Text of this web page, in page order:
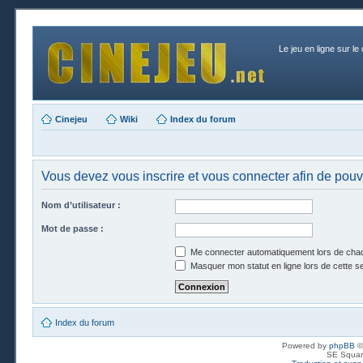
Le jeu en ligne sur le
Cinejeu Wiki Index du forum
Vous devez vous inscrire et vous connecter afin de
Nom d’utilisateur :
Mot de passe :
Me connecter automatiquement lors de
Masquer mon statut en ligne lors de cette
Index du forum
Powered by phpBB
SE